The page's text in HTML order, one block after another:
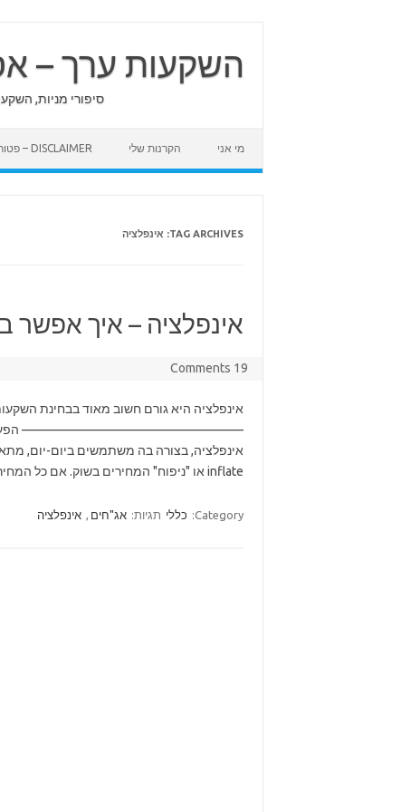
השקעות ערך –
סיפורי מניות,
מי אני הקרנות שלי DISCLAIMER – פטור מאחריות
TAG ARCHIVES: אינפלציה
אינפלציה – איך אפשר
19 Comments
אינפלציה היא גורם חשוב מאוד בבחינת
—————————————————– הפעם, נדון ב
inflate או "ניפוח" המחירים בשוק. אם כל המחירים עלו, הכסף שנמצא אצלנו ביד…
Category: כללי תגיות: אג"חים , אינפלציה